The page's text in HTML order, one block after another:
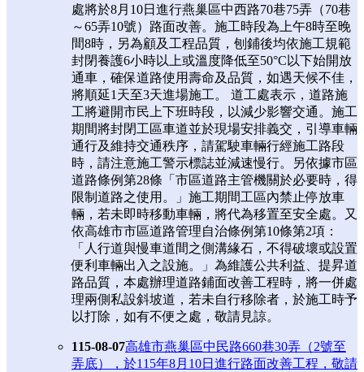
處將於8月10日進行燕巢區中西路70巷75弄（70巷
～65弄10號）路面改善。施工時段為上午8時至晚
間8時，另為顧及工程品質，刨鋪後均依施工規範
封閉養護6小時以上或溫度降低至50°C以下始開放
通車，確保道路使用壽命及品質，如遇天候不佳，
將順延1天至3天進場施工。 道工處表示，道路施
工將避開市民上下班時段，以減少影響交通。施工
期間將封閉工區車道並於現場安排義交，引導車輛
通行及維持交通秩序，請駕駛車輛行經施工路段
時，請注意施工警示標誌並減速慢行。另依據市區
道路條例第28條「市區道路主管機關於必要時，得
限制道路之使用。」施工期間工區內禁止停放車
輛，若未即時移動車輛，將代為移置至安全處。又
依高雄市市區道路管理自治條例第10條第2項：
「人行道與慢車道間之側溝緣石，不得破壞或設置
便利車輛出入之設施。」為維護公共利益、提昇道
路品質，本處辦理道路鋪面改善工程時，將一併處
理兩側私設斜坡道，若未自行移除者，於施工時予
以打除，如有不便之處，敬請見諒。
115-08-07高雄市燕巢區中民路660巷30弄（2號至
弄底），於115年8月10日進行路面改善工程，敬請